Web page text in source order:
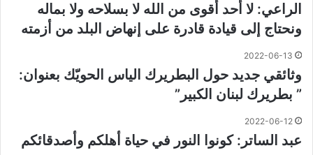
الراعي: لا أحد أقوى من الله لا بسلاحه ولا بماله
ونحتاج إلى قيادة قادرة على إنهاض البلد من أزمته
2022-06-13
وثائقي جديد حول البطريرك الياس الحويّك بعنوان:
” بطريرك لبنان الكبير”
2022-06-12
عبد الساتر: كونوا النور في حياة أهلكم وأصدقائكم